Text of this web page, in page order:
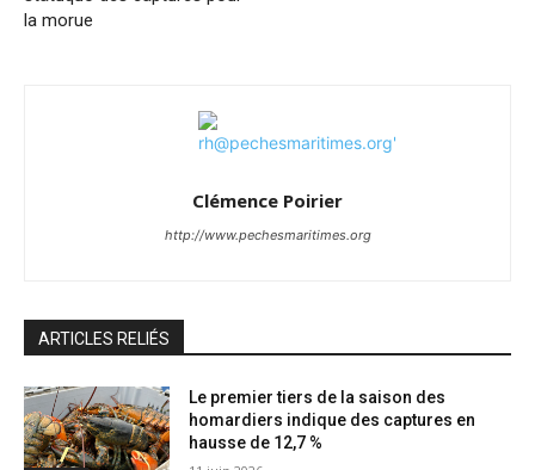
la morue
Clémence Poirier
http://www.pechesmaritimes.org
ARTICLES RELIÉS
Le premier tiers de la saison des
homardiers indique des captures en
hausse de 12,7 %